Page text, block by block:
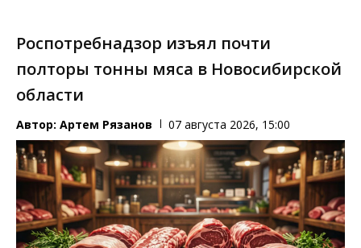
Роспотребнадзор изъял почти
полторы тонны мяса в Новосибирской
области
Автор: Артем Рязанов 07 августа 2026, 15:00